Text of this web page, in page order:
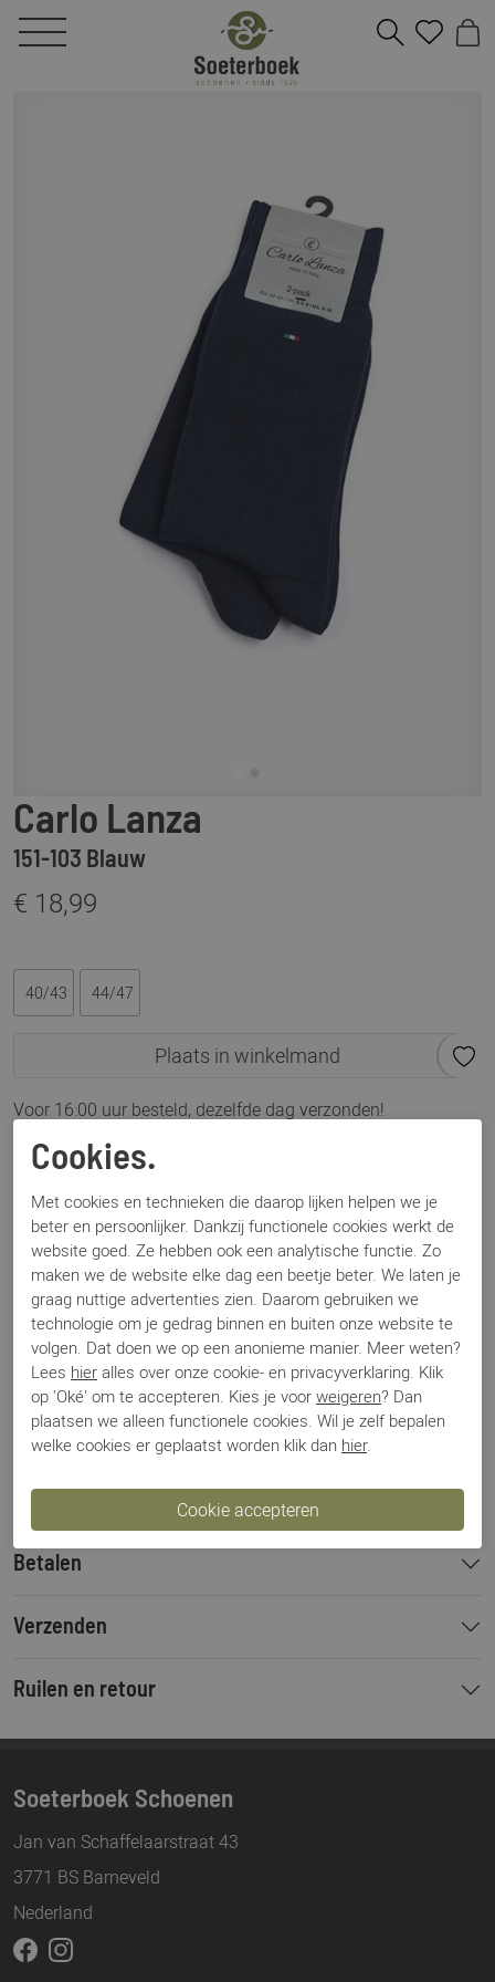
Carlo Lanza
151-103 Blauw
€ 18,99
40/43 44/47
Plaats in winkelmand
Voor 16:00 uur besteld, dezelfde dag verzonden!
Omschrijving
151-103 blauw 2-pack
Specificaties
Merk
Carlo Lanza
Artikelnummer
151-103
Los voetbed
Nee
Categorie
Sokken
Kleur
Blauw
Materiaal
Textiel
Bestelcode
00003407
Betalen
Verzenden
Ruilen en retour
Soeterboek Schoenen
Jan van Schaffelaarstraat 43
3771 BS Barneveld
Nederland
Cookies.
Met cookies en technieken die daarop lijken helpen we je
beter en persoonlijker. Dankzij functionele cookies werkt de
website goed. Ze hebben ook een analytische functie. Zo
maken we de website elke dag een beetje beter. We laten je
graag nuttige advertenties zien. Daarom gebruiken we
technologie om je gedrag binnen en buiten onze website te
volgen. Dat doen we op een anonieme manier. Meer weten?
Lees hier alles over onze cookie- en privacyverklaring. Klik
op 'Oké' om te accepteren. Kies je voor weigeren? Dan
plaatsen we alleen functionele cookies. Wil je zelf bepalen
welke cookies er geplaatst worden klik dan hier.